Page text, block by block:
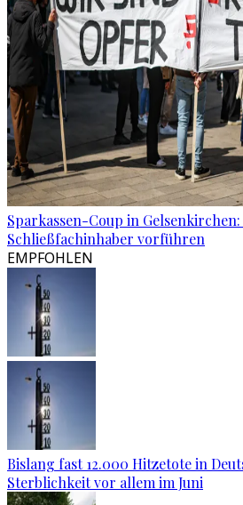
Sparkassen-Coup in
Schließfachinhaber vorführen
EMPFOHLEN
Bislang fast 12.000 Hitzetote in
Sterblichkeit vor allem im Juni